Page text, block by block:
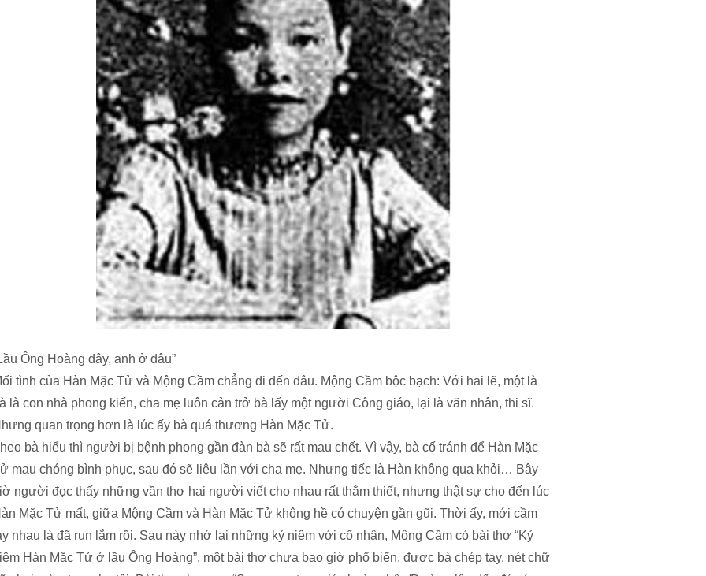
Ông Hoàng đây, anh ở đâu”
tình của Hàn Mặc Tử và Mộng Cầm chẳng đi đến đâu. Mộng Cầm bộc bạch: Với hai lẽ, một là
là con nhà phong kiến, cha mẹ luôn cản trở bà lấy một người Công giáo, lại là văn nhân, thi sĩ.
quan trọng hơn là lúc ấy bà quá thương Hàn Mặc Tử.
bà hiểu thì người bị bệnh phong gần đàn bà sẽ rất mau chết. Vì vậy, bà cố tránh để Hàn Mặc
mau chóng bình phục, sau đó sẽ liêu lần với cha mẹ. Nhưng tiếc là Hàn không qua khỏi… Bây
người đọc thấy những vần thơ hai người viết cho nhau rất thắm thiết, nhưng thật sự cho đến lúc
Mặc Tử mất, giữa Mộng Cầm và Hàn Mặc Tử không hề có chuyện gần gũi. Thời ấy, mới cầm
nhau là đã run lắm rồi. Sau này nhớ lại những kỷ niệm với cố nhân, Mộng Cầm có bài thơ “Kỷ
Hàn Mặc Tử ở lầu Ông Hoàng”, một bài thơ chưa bao giờ phổ biến, được bà chép tay, nét chữ